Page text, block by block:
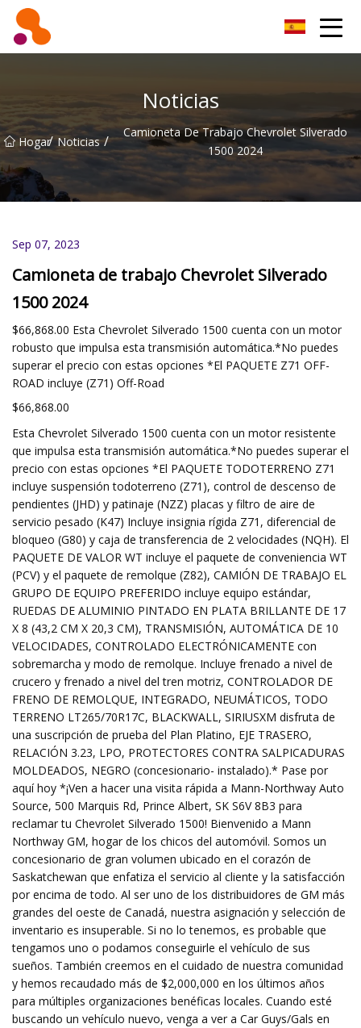
Noticias
Hogar/ Noticias /
Camioneta De Trabajo Chevrolet Silverado
1500 2024
Sep 07, 2023
Camioneta de trabajo Chevrolet Silverado
1500 2024
$66,868.00 Esta Chevrolet Silverado 1500 cuenta con un motor
robusto que impulsa esta transmisión automática.*No puedes
superar el precio con estas opciones *El PAQUETE Z71 OFF-
ROAD incluye (Z71) Off-Road
$66,868.00
Esta Chevrolet Silverado 1500 cuenta con un motor resistente
que impulsa esta transmisión automática.*No puedes superar el
precio con estas opciones *El PAQUETE TODOTERRENO Z71
incluye suspensión todoterreno (Z71), control de descenso de
pendientes (JHD) y patinaje (NZZ) placas y filtro de aire de
servicio pesado (K47) Incluye insignia rígida Z71, diferencial de
bloqueo (G80) y caja de transferencia de 2 velocidades (NQH). El
PAQUETE DE VALOR WT incluye el paquete de conveniencia WT
(PCV) y el paquete de remolque (Z82), CAMIÓN DE TRABAJO EL
GRUPO DE EQUIPO PREFERIDO incluye equipo estándar,
RUEDAS DE ALUMINIO PINTADO EN PLATA BRILLANTE DE 17
X 8 (43,2 CM X 20,3 CM), TRANSMISIÓN, AUTOMÁTICA DE 10
VELOCIDADES, CONTROLADO ELECTRÓNICAMENTE con
sobremarcha y modo de remolque. Incluye frenado a nivel de
crucero y frenado a nivel del tren motriz, CONTROLADOR DE
FRENO DE REMOLQUE, INTEGRADO, NEUMÁTICOS, TODO
TERRENO LT265/70R17C, BLACKWALL, SIRIUSXM disfruta de
una suscripción de prueba del Plan Platino, EJE TRASERO,
RELACIÓN 3.23, LPO, PROTECTORES CONTRA SALPICADURAS
MOLDEADOS, NEGRO (concesionario- instalado).* Pase por
aquí hoy *¡Ven a hacer una visita rápida a Mann-Northway Auto
Source, 500 Marquis Rd, Prince Albert, SK S6V 8B3 para
reclamar tu Chevrolet Silverado 1500! Bienvenido a Mann
Northway GM, hogar de los chicos del automóvil. Somos un
concesionario de gran volumen ubicado en el corazón de
Saskatchewan que enfatiza el servicio al cliente y la satisfacción
por encima de todo. Al ser uno de los distribuidores de GM más
grandes del oeste de Canadá, nuestra asignación y selección de
inventario es insuperable. Si no lo tenemos, es probable que
tengamos uno o podamos conseguirle el vehículo de sus
sueños. También creemos en el cuidado de nuestra comunidad
y hemos recaudado más de $2,000,000 en los últimos años
para múltiples organizaciones benéficas locales. Cuando esté
buscando un vehículo nuevo, venga a ver a Car Guys/Gals en